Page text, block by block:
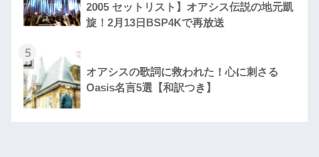
2005 セットリスト】オアシス伝説の地元凱
旋！2月13日BSP4Kで再放送
5
オアシスの歌詞に救われた！心に刺さる
Oasis名言5選【和訳つき】